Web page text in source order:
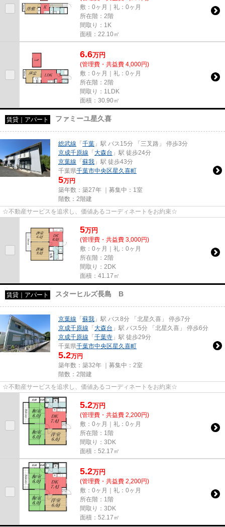
敷：0ヶ月｜礼：0ヶ月
所在階：2階
間取り：1K
面積：22.10㎡
6.6万円
(管理費・共益費 4,000円)
敷：0ヶ月｜礼：0ヶ月
所在階：2階
間取り：1LDK
面積：30.90㎡
賃貸｜アパート ファミーユ星久喜
総武線 「 千葉 」駅 バス15分 「三叉路」 停歩3分
京成千原線 「 大森台 」駅 徒歩24分
京葉線 「 蘇我 」駅 徒歩43分
千葉県千葉市中央区星久喜町
5万円
築年数：築27年 ｜募集中： 1室
階数：2階建
☆不動産サービスを追求し、価値あるコーディネートをお約束☆
5万円
(管理費・共益費 3,000円)
敷：0ヶ月｜礼：0ヶ月
所在階：2階
間取り：2DK
面積：41.17㎡
賃貸｜アパート スターヒルズ長島 B
京葉線 「 蘇我 」駅 バス8分 「北星久喜」 停歩7分
京成千原線 「 大森台 」駅 バス5分 「北星久喜」 停歩6分
京成千原線 「 千葉寺 」駅 徒歩29分
千葉県千葉市中央区星久喜町
5.2万円
築年数：築32年 ｜募集中： 2室
階数：2階建
☆不動産サービスを追求し、価値あるコーディネートをお約束☆
5.2万円
(管理費・共益費 2,200円)
敷：0ヶ月｜礼：0ヶ月
所在階：1階
間取り：3DK
面積：52.17㎡
5.2万円
(管理費・共益費 2,200円)
敷：0ヶ月｜礼：0ヶ月
所在階：1階
間取り：3DK
面積：52.17㎡